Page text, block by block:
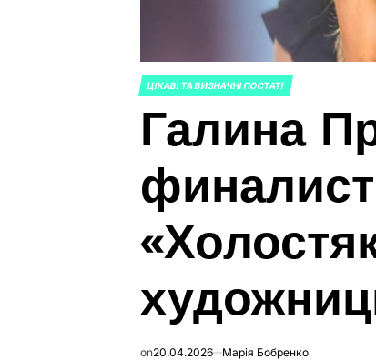
ОПУБЛИКОВАНО
ЦІКАВІ ТА ВИЗНАЧНІ ПОСТАТІ
Галина
on20.04.2026 Марія Бобренко